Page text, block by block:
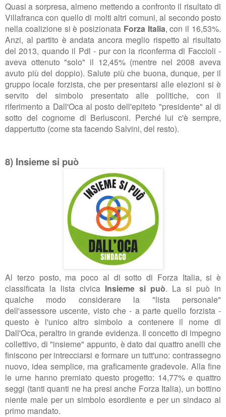
Quasi a sorpresa, almeno mettendo a confronto il risultato di
Villafranca con quello di molti altri comuni, al secondo posto
nella coalizione si è posizionata Forza Italia, con il 16,53%.
Anzi, al partito è andata ancora meglio rispetto al risultato
del 2013, quando il Pdl - pur con la riconferma di Faccioli -
aveva ottenuto "solo" il 12,45% (mentre nel 2008 aveva
avuto più del doppio). Salute più che buona, dunque, per il
gruppo locale forzista, che per presentarsi alle elezioni si è
servito del simbolo presentato alle politiche, con il
riferimento a Dall'Oca al posto dell'epiteto "presidente" al di
sotto del cognome di Berlusconi. Perché lui c'è sempre,
dappertutto (come sta facendo Salvini, del resto).
8) Insieme si può
Al terzo posto, ma poco al di sotto di Forza Italia, si è
classificata la lista civica Insieme si può. La si può in
qualche modo considerare la "lista personale"
dell'assessore uscente, visto che - a parte quello forzista -
questo è l'unico altro simbolo a contenere il nome di
Dall'Oca, peraltro in grande evidenza. Il concetto di impegno
collettivo, di "insieme" appunto, è dato dai quattro anelli che
finiscono per intrecciarsi e formare un tutt'uno: contrassegno
nuovo, idea semplice, ma graficamente gradevole. Alla fine
le urne hanno premiato questo progetto: 14,77% e quattro
seggi (tanti quanti ne ha presi anche Forza Italia), un bottino
niente male per un simbolo esordiente e per un sindaco al
primo mandato.